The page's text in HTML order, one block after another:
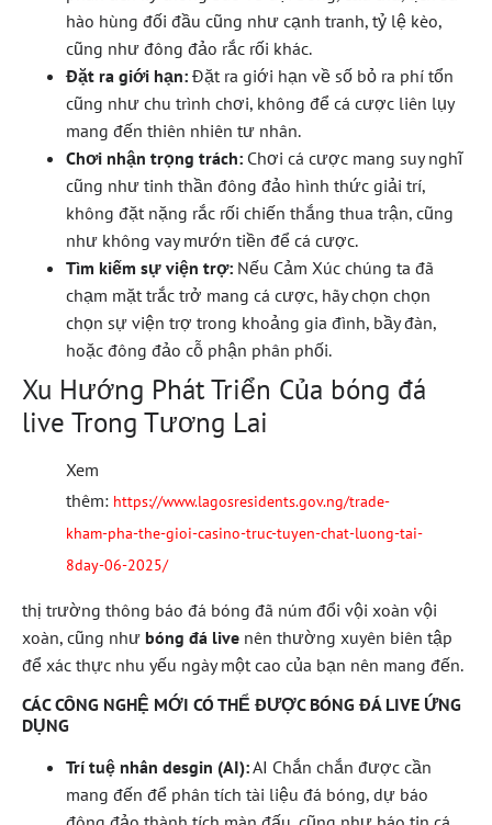
hào hùng đối đầu cũng như cạnh tranh, tỷ lệ kèo,
cũng như đông đảo rắc rối khác.
Đặt ra giới hạn: Đặt ra giới hạn về số bỏ ra phí tổn
cũng như chu trình chơi, không để cá cược liên lụy
mang đến thiên nhiên tư nhân.
Chơi nhận trọng trách: Chơi cá cược mang suy nghĩ
cũng như tinh thần đông đảo hình thức giải trí,
không đặt nặng rắc rối chiến thắng thua trận, cũng
như không vay mướn tiền để cá cược.
Tìm kiếm sự viện trợ: Nếu Cảm Xúc chúng ta đã
chạm mặt trắc trở mang cá cược, hãy chọn chọn
chọn sự viện trợ trong khoảng gia đình, bầy đàn,
hoặc đông đảo cỗ phận phân phối.
Xu Hướng Phát Triển Của bóng đá
live Trong Tương Lai
Xem
thêm: https://www.lagosresidents.gov.ng/trade-
kham-pha-the-gioi-casino-truc-tuyen-chat-luong-tai-
8day-06-2025/
thị trường thông báo đá bóng đã núm đổi vội xoàn vội
xoàn, cũng như bóng đá live nên thường xuyên biên tập
để xác thực nhu yếu ngày một cao của bạn nên mang đến.
CÁC CÔNG NGHỆ MỚI CÓ THỂ ĐƯỢC BÓNG ĐÁ LIVE ỨNG
DỤNG
Trí tuệ nhân desgin (AI):AI Chắn chắn được cần
mang đến để phân tích tài liệu đá bóng, dự báo